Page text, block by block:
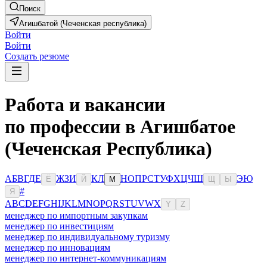
Поиск
Агишбатой (Чеченская республика)
Войти
Войти
Создать резюме
Работа и вакансии
по профессии в Агишбатое
(Чеченская Республика)
АБВГДЕ Ё ЖЗИ Й КЛ М НОПРСТУФХЦЧШ Ы ЭЮ
Я
#
ABCDEFGHIJKLMNOPQRSTUVWX Y Z
менеджер по импортным закупкам
менеджер по инвестициям
менеджер по индивидуальному туризму
менеджер по инновациям
менеджер по интернет-коммуникациям